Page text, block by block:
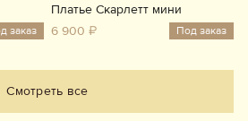
заказ
Платье Скарлетт мини
6 900 ₽
Под заказ
Смотреть все